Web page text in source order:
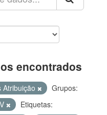
encontrados
Atribuição
Grupos:
Etiquetas: